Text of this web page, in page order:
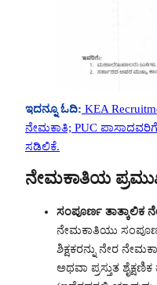
ಇದನ್ನೂ ಓದಿ: KEA
ನೇಮಕಾತಿ; PUC
ಸಡಿಲಿಕೆ.
ನೇಮಕಾತಿಯ ಪ್ರಮುಖ
ಸಂಪೂರ್ಣ ತಾತ್ಕಾಲಿಕ
ನೇಮಕಾತಿಯು
ಶಿಕ್ಷಕರನ್ನು ನೇರ
ಅಥವಾ ಪ್ರಸ್ತುತ